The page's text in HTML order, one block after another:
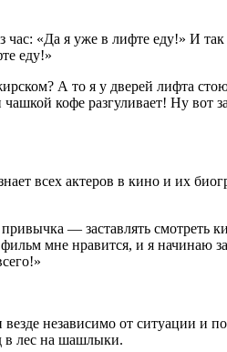
«Да я уже в лифте еду!» И
еду!»
А то я у дверей лифта
кофе разгуливает! Ну вот
всех актеров в кино и их
— заставлять смотреть
мне нравится, и я начинаю
независимо от ситуации и
в лес на шашлыки.